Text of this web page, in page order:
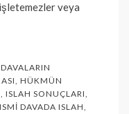
veya
DAVALARIN
, HÜKMÜN
, ISLAH SONUÇLARI,
DAVADA ISLAH,